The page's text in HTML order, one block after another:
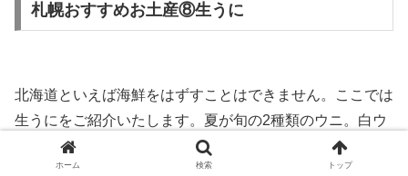
札幌おすすめお土産⑧生うに
北海道といえば海鮮をはずすことはできません。ここでは
生うにをご紹介いたします。夏が旬の2種類のウニ。白ウ
ニと呼ばれるキタムラサキウニは淡泊でほどよい粒立ち。
赤ウニまたはルビーと呼ばれるエゾバフンウニは濃厚で舌
ホーム 検索 トップ